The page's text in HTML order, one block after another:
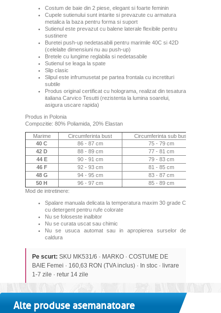
Costum de baie din 2 piese, elegant si foarte feminin
Cupele sutienului sunt intarite si prevazute cu armatura
metalica la baza pentru forma si suport
Sutienul este prevazut cu balene laterale flexibile pentru
sustinere
Buretei push-up nedetasabili pentru marimile 40C si 42D
(celelalte dimensiuni nu au push-up)
Bretele cu lungime reglabila si nedetasabile
Sutienul se leaga la spate
Slip clasic
Slipul este infrumusetat pe partea frontala cu incretituri
subtile
Produs original certificat cu holograma, realizat din tesatura
italiana Carvico Tesutti (rezistenta la lumina soarelui,
asigura uscare rapida)
Produs in Polonia
Compozitie: 80% Poliamida, 20% Elastan
Marime Circumferinta bust Circumferinta sub bust
40 C
86 - 87 cm
75 - 79 cm
42 D
88 - 89 cm
77 - 81 cm
44 E
90 - 91 cm 79 - 83 cm
46 F
92 - 93 cm 81 - 85 cm
48 G
94 - 95 cm 83 - 87 cm
50 H
96 - 97 cm 85 - 89 cm
Mod de intretinere:
Spalare manuala delicata la temperatura maxim 30 grade C
cu detergent pentru rufe colorate
Nu se foloseste inalbitor
Nu se curata uscat sau chimic
Nu se usuca automat sau in apropierea surselor de
caldura
Pe scurt: SKU MK531/6 · MARKO · COSTUME DE
BAIE Femei · 160,63 RON (TVA inclus) · In stoc · livrare
1-7 zile · retur 14 zile
Alte produse asemanatoare